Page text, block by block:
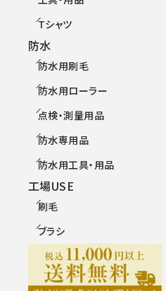
Tシャツ
防水
防水用刷毛
防水用ローラー
点検・測量用品
防水専用品
防水用工具・用品
工場USE
刷毛
ブラシ